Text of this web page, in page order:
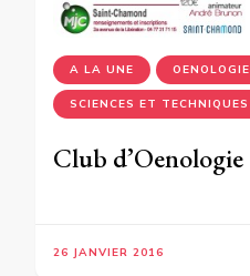
A LA UNE OENOLOGIE
SCIENCES ET TECHNIQUES
Club d’Oenologie
26 JANVIER 2016